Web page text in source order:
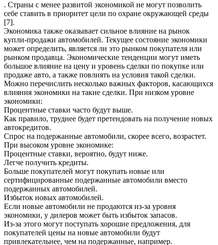
. Страны с менее развитой экономикой не могут позволить
себе ставить в приоритет цели по охране окружающей среды
[7].
Экономика также оказывает сильное влияние на рынок
купли-продажи автомобилей. Текущее состояние экономики
может определить, является ли это рынком покупателя или
рынком продавца. Экономические тенденции могут иметь
большое влияние на цену и уровень сделки по покупке или
продаже авто, а также повлиять на условия такой сделки.
Можно перечислить несколько важных факторов, касающихся
влияния экономики на такие сделки. При низком уровне
экономики:
Процентные ставки часто будут выше.
Как правило, труднее будет претендовать на получение новых
автокредитов.
Спрос на подержанные автомобили, скорее всего, возрастет.
При высоком уровне экономике:
Процентные ставки, вероятно, будут ниже.
Легче получить кредиты.
Больше покупателей могут покупать новые или
сертифицированные подержанные автомобили вместо
подержанных автомобилей.
Избыток новых автомобилей.
Если новые автомобили не продаются из-за уровня
экономики, у дилеров может быть избыток запасов.
Из-за этого могут поступать хорошие предложения, для
покупателей цены на новые автомобили будут
привлекательнее, чем на подержанные, например.